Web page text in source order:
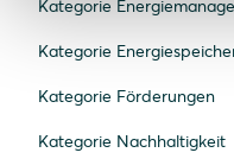
Kategorie
Kategorie
Kategorie Förderungen
Kategorie Nachhaltigkeit